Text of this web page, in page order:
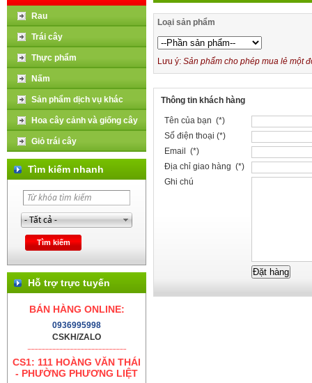
Rau
Trái cây
Thực phẩm
Nấm
Sản phẩm dịch vụ khác
Hoa cây cảnh và giống cây
Giỏ trái cây
Tìm kiếm nhanh
Hỗ trợ trực tuyến
BÁN HÀNG ONLINE:
0936995998
CSKH/ZALO
CS1: 111 HOÀNG VĂN THÁI
- PHƯỜNG PHƯƠNG LIỆT
Loại sản phẩm
Lưu ý: Sản phẩm cho phép mua lẻ một
Thông tin khách hàng
Tên của bạn (*)
Số điện thoại (*)
Email (*)
Địa chỉ giao hàng (*)
Ghi chú